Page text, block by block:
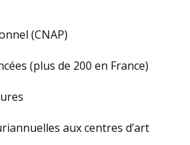
(CNAP)
(plus de 200 en France)
aux centres d’art